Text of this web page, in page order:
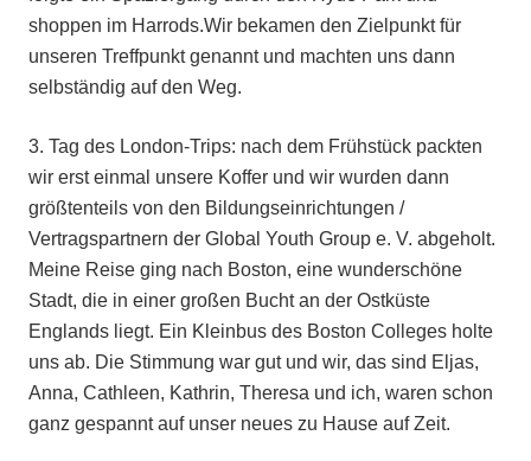
shoppen im Harrods.Wir bekamen den Zielpunkt für
unseren Treffpunkt genannt und machten uns dann
selbständig auf den Weg.
3. Tag des London-Trips: nach dem Frühstück packten
wir erst einmal unsere Koffer und wir wurden dann
größtenteils von den Bildungseinrichtungen /
Vertragspartnern der Global Youth Group e. V. abgeholt.
Meine Reise ging nach Boston, eine wunderschöne
Stadt, die in einer großen Bucht an der Ostküste
Englands liegt. Ein Kleinbus des Boston Colleges holte
uns ab. Die Stimmung war gut und wir, das sind Eljas,
Anna, Cathleen, Kathrin, Theresa und ich, waren schon
ganz gespannt auf unser neues zu Hause auf Zeit.